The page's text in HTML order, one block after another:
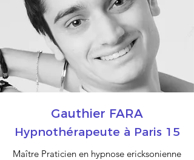
Gauthier FARA
Hypnothérapeute à Paris 15
Maître Praticien en hypnose ericksonienne